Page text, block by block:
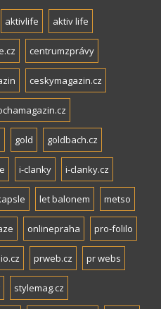
aktivlife aktiv life
centrumzprávy
ceskymagazin.cz
gold goldbach.cz
i-clanky i-clanky.cz
let balonem metso
onlinepraha pro-folilo
prweb.cz pr webs
stylemag.cz